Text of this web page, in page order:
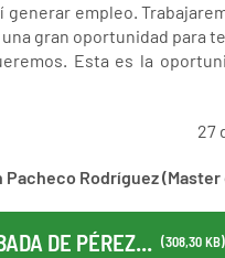
generar empleo.
gran oportunidad para
Esta es la
27
Pacheco Rodríguez
DE PÉREZ... (308,30 KB)